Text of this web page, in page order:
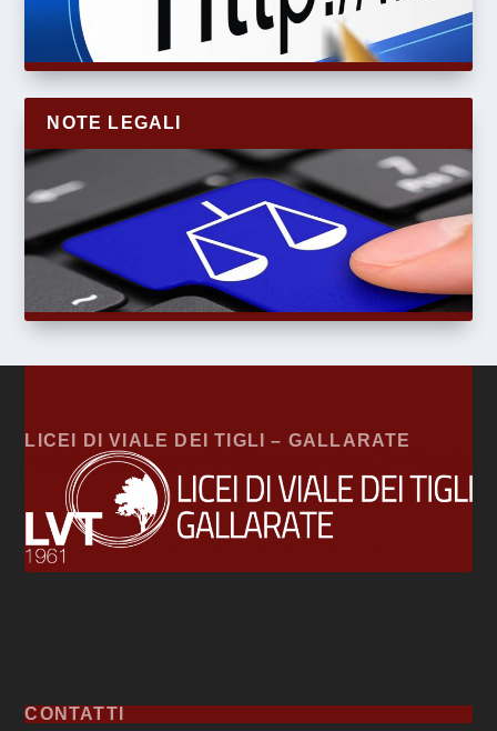
NOTE LEGALI
LICEI DI VIALE DEI TIGLI – GALLARATE
CONTATTI